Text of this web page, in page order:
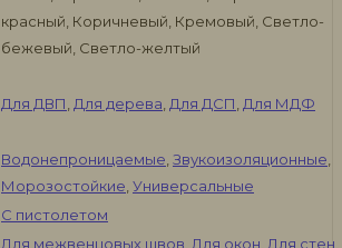
красный, Коричневый, Кремовый, Светло-
бежевый, Светло-желтый
Для ДВП,Для дерева,Для ДСП,Для МДФ
Водонепроницаемые,Звукоизоляционные,
Морозостойкие,Универсальные
С пистолетом
Для межвенцовых швов,Для окон,Для стен,